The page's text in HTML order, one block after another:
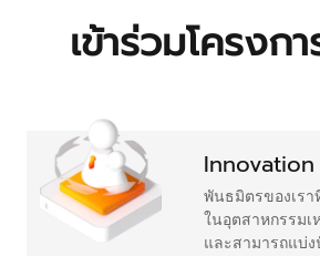
เข้าร่วมโครงก
พันธมิตรของเร
ในอุตสาหกรรม
และสามารถแบ่